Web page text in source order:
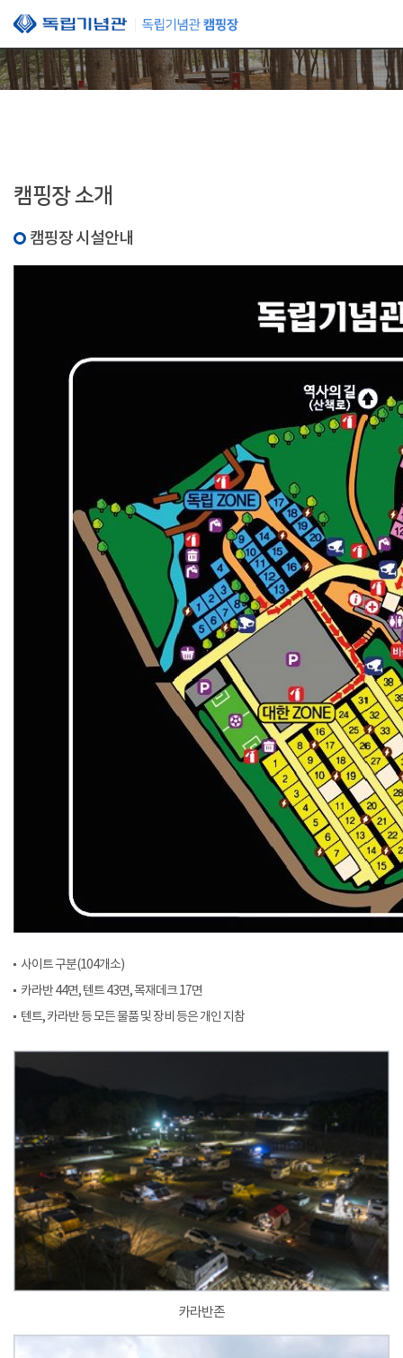
본문 바로가기
캠핑장 소개
캠핑장 시설안내
사이트 구분(104개소)
카라반 44면, 텐트 43면, 목재데크 17면
텐트, 카라반 등 모든 물품 및 장비 등은 개인 지참
카라반존